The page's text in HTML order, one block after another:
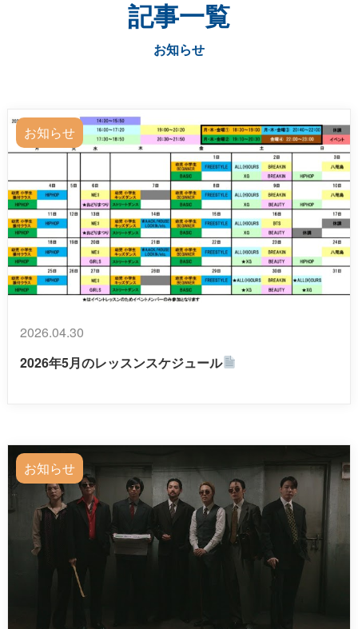
記事一覧
お知らせ
お知らせ
2026.04.30
2026年5月のレッスンスケジュール
お知らせ